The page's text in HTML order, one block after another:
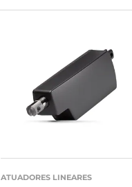
ATUADORES LINEARES